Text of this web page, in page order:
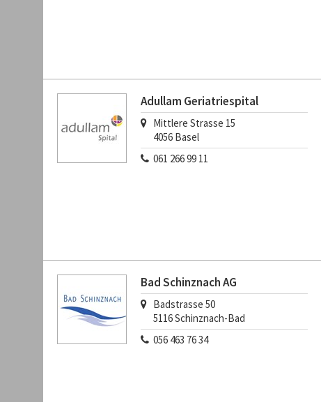
Adullam Geriatriespital
Mittlere Strasse 15
4056 Basel
061 266 99 11
Bad Schinznach AG
Badstrasse 50
5116Schinznach-Bad
056 463 76 34